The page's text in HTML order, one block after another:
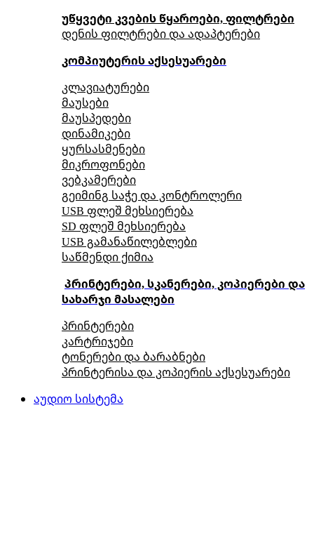
უწყვეტი კვების წყაროები, ფილტრები
დენის ფილტრები და ადაპტერები
კომპიუტერის აქსესუარები
კლავიატურები
მაუსები
მაუსპედები
დინამიკები
ყურსასმენები
მიკროფონები
ვებკამერები
გეიმინგ საჭე და კონტროლერი
USB ფლეშ მეხსიერება
SD ფლეშ მეხსიერება
USB გამანაწილებლები
საწმენდი ქიმია
პრინტერები, სკანერები, კოპიერები და
სახარჯი მასალები
პრინტერები
კარტრიჯები
ტონერები და ბარაბნები
პრინტერისა და კოპიერის აქსესუარები
აუდიო სისტემა